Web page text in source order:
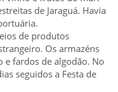
de Jaraguá. Havia
de produtos
Os armazéns
e fardos de algodão. No
seguidos a Festa de